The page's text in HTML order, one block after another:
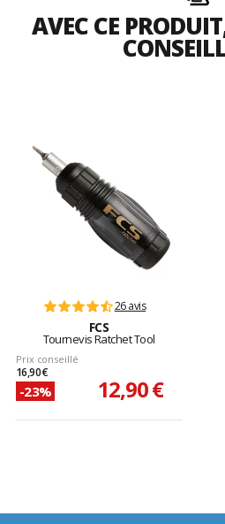
AVEC CE
26 avis
FCS
Tournevis Ratchet Tool
Prix conseillé
16,90 €
-23% 12,90 €